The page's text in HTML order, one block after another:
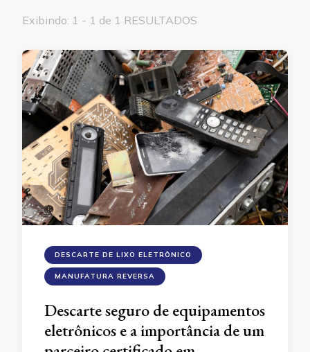
Exibindo: 1 - 1 de 1 RESULTADOS
DESCARTE DE LIXO ELETRÔNICO
MANUFATURA REVERSA
Descarte seguro de equipamentos
eletrônicos e a importância de um